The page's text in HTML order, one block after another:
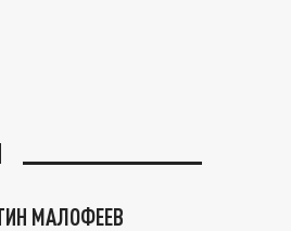
МАЛОФЕЕВ